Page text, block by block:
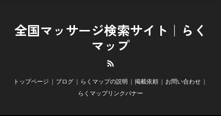
全国マッサージ検索サイト｜らく
マップ
トップページ ブログ らくマップの説明 掲載依頼
お問い合わせ
らくマップリンクバナー